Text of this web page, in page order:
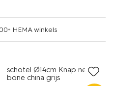
HEMA winkels
schotel Ø14cm Knap new
bone china grijs